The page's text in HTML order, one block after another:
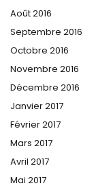
Août 2016
Septembre 2016
Octobre 2016
Novembre 2016
Décembre 2016
Janvier 2017
Février 2017
Mars 2017
Avril 2017
Mai 2017